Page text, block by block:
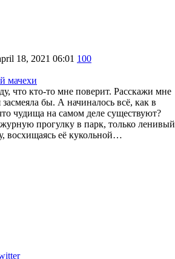
18, 2021 06:01 100
мачехи
что кто-то мне поверит. Расскажи мне
бы. А начиналось всё, как в
чудища на самом деле существуют?
прогулку в парк, только ленивый
восхищаясь её кукольной…